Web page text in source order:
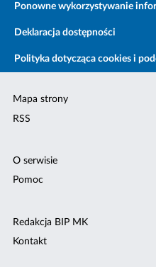
Ponowne wykorzystywanie
Deklaracja dostępności
Polityka dotycząca cookies i
Mapa strony
RSS
O serwisie
Pomoc
Redakcja BIP MK
Kontakt